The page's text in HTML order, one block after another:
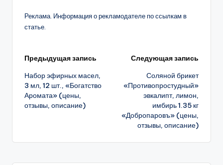
Реклама. Информация о рекламодателе по ссылкам в
статье.
Навигация
записи
Предыдущая запись
Набор эфирных масел,
3 мл, 12 шт., «Богатство
Аромата» (цены,
отзывы, описание)
Следующая запись
Соляной брикет
«Противопростудный»
эвкалипт, лимон,
имбирь 1.35 кг
«Добропаровъ» (цены,
отзывы, описание)